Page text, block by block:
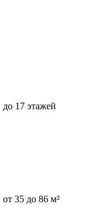
до 17 этажей
от 35 до 86 м²